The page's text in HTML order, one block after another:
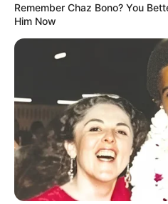
Remember Chaz Bono? You
Him Now